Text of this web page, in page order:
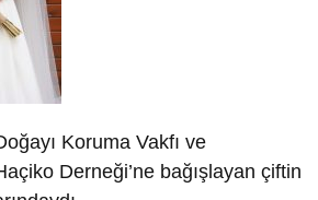
Koruma Vakfı ve
Derneği’ne bağışlayan çiftin